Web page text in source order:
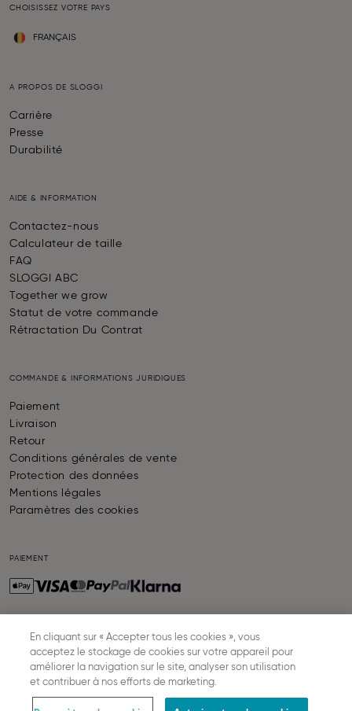
CHOISISSEZ VOTRE PAYS
FRANÇAIS
A PROPOS DE SLOGGI
Carrière
Presse
Durabilité
AIDE & INFORMATION
Contactez-nous
Calculateur de taille
FAQ
SLOGGI ABC
Together we grow
Statut de votre commande
Rétractation Du Contrat
COMMANDE & INFORMATIONS JURIDIQUES
Paiement
Livraison
Retour
Conditions générales de vente
Protection des données
Mentions légales
Paramètres des cookies
PAIEMENT
LIVRAISONEn cliquant sur « Accepter tous les cookies », vous
acceptez le stockage de cookies sur votre appareil pour
améliorer la navigation sur le site, analyser son utilisation
et contribuer à nos efforts de marketing.